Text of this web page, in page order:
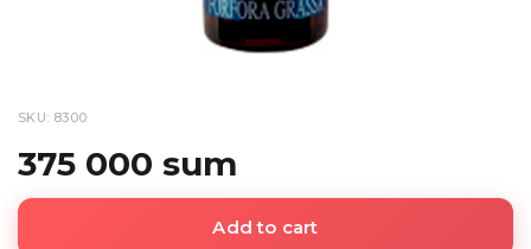
SKU: 8300
375 000 sum
Add to cart